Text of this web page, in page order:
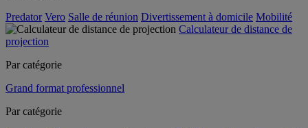
Predator Vero Salle de réunion Divertissement à domicile Mobilité
Calculateur de distance de
projection
Par catégorie
Grand format professionnel
Par catégorie